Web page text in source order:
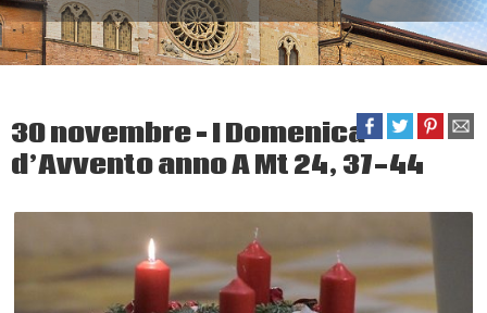
30 novembre – I Domenica
d’Avvento anno A Mt 24, 37-44